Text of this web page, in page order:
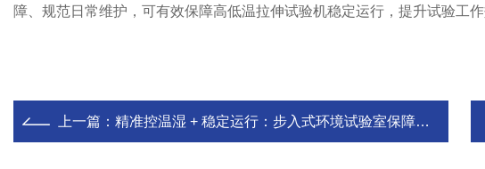
障、规范日常维护，可有效保障高低温拉伸试验机稳定运行，提升试验工作
上一篇： 精准控温湿 + 稳定运行：步入式环境试验室保障产品可靠性测试